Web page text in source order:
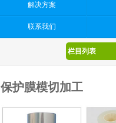
解决方案
联系我们
栏目列表
保护膜模切加工